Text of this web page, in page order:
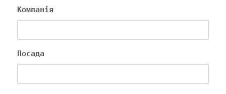
Компанія
Посада